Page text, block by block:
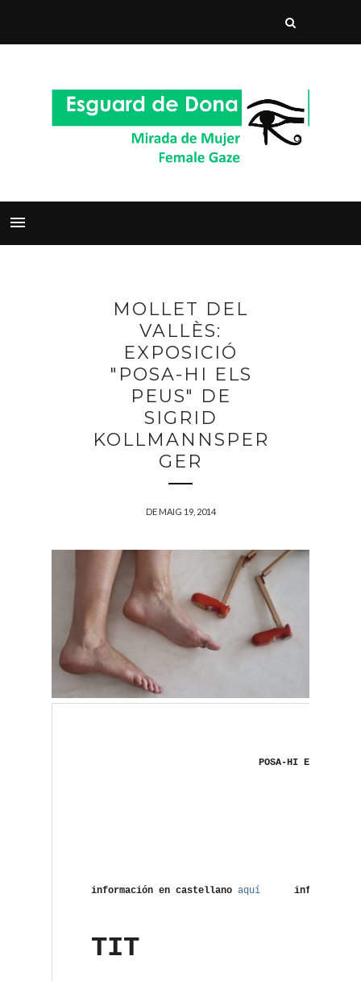
MOLLET DEL
VALLÈS:
EXPOSICIÓ
"POSA-HI ELS
PEUS" DE
SIGRID
KOLLMANNSPER
GER
DE MAIG 19, 2014
POSA-HI ELS PEUS
información en castellano aquí information
TIT